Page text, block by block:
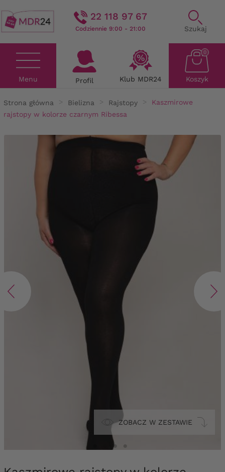
22 118 97 67
Codziennie 9:00 - 21:00 Szukaj
Menu Profil Klub MDR24 Koszyk
0
Strona główna Bielizna Rajstopy
Kaszmirowe
rajstopy w kolorze czarnym Ribessa
ZOBACZ W ZESTAWIE